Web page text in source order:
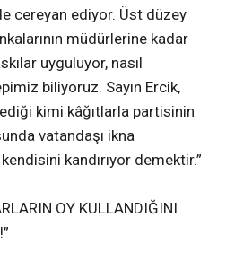
cereyan ediyor. Üst düzey
müdürlerine kadar
uyguluyor, nasıl
biliyoruz. Sayın Ercik,
kimi kâğıtlarla partisinin
vatandaşı ikna
kandırıyor demektir.”
OY KULLANDIĞINI